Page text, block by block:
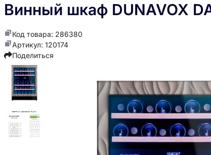
Винный шкаф DUNAVOX
Код товара: 286380
Артикул: 120174
Поделиться